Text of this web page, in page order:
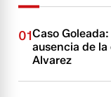
01Caso
ausencia de
Alvarez